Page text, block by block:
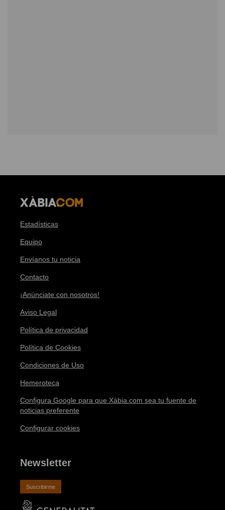
Estadísticas
Equipo
Envíanos tu noticia
Contacto
¡Anúnciate con nosotros!
Aviso Legal
Política de privacidad
Política de Cookies
Condiciones de Uso
Hemeroteca
Configura Google para que Xàbia.com sea tu fuente de
noticias preferente
Configurar cookies
Newsletter
Suscribirme